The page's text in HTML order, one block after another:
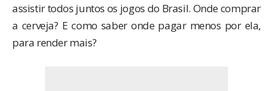
assistir todos juntos os jogos do Brasil. Onde comprar
a cerveja? E como saber onde pagar menos por ela,
para render mais?